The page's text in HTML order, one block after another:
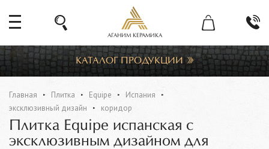
АГАНИМ КЕРАМИКА
КАТАЛОГ ПРОДУКЦИИ
Главная Плитка Equipe
Испания
эксклюзивный дизайн
коридор
Плитка Equipe испанская с
эксклюзивным дизайном для